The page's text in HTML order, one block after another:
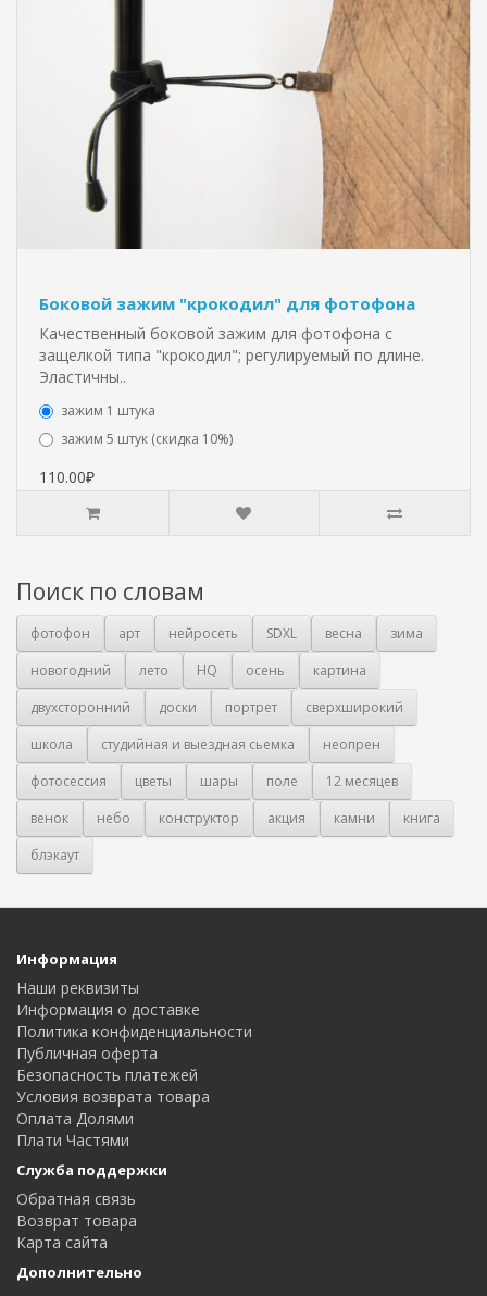
Боковой зажим "крокодил" для фотофона
Качественный боковой зажим для фотофона с
защелкой типа "крокодил"; регулируемый по длине.
Эластичны..
зажим 1 штука
зажим 5 штук (скидка 10%)
110.00₽
Поиск по словам
фотофон арт нейросеть SDXL весна
зима
новогодний
лето HQ осень
картина
двухсторонний
доски портрет
сверхширокий
школа
студийная и выездная сьемка
неопрен
фотосессия
цветы шары поле
12 месяцев
венок
небо конструктор акция камни
книга
блэкаут
Информация
Наши реквизиты
Информация о доставке
Политика конфиденциальности
Публичная оферта
Безопасность платежей
Условия возврата товара
Оплата Долями
Плати Частями
Служба поддержки
Обратная связь
Возврат товара
Карта сайта
Дополнительно